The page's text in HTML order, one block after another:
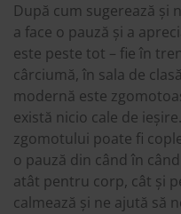
După cum sugerează și
a face o pauză și a
este peste tot – fie în
cârciumă, în sala de
modernă este
există nicio cale de
zgomotului poate fi
o pauză din când în
atât pentru corp, cât și
calmează și ne ajută să